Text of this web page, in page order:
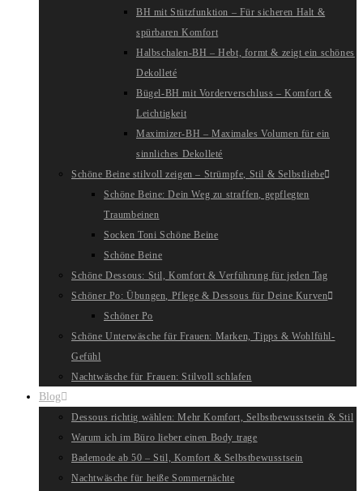
BH mit Stützfunktion – Für sicheren Halt &
spürbaren Komfort
Halbschalen-BH – Hebt, formt & zeigt ein schönes
Dekolleté
Bügel-BH mit Vorderverschluss – Komfort &
Leichtigkeit
Maximizer-BH – Maximales Volumen für ein
sinnliches Dekolleté
Schöne Beine stilvoll zeigen – Strümpfe, Stil & Selbstliebe
Schöne Beine: Dein Weg zu straffen, gepflegten
Traumbeinen
Socken Toni Schöne Beine
Schöne Beine
Schöne Dessous: Stil, Komfort & Verführung für jeden Tag
Schöner Po: Übungen, Pflege & Dessous für Deine Kurven
Schöner Po
Schöne Unterwäsche für Frauen: Marken, Tipps & Wohlfühl-
Gefühl
Nachtwäsche für Frauen: Stilvoll schlafen
Blog
Dessous richtig wählen: Mehr Komfort, Selbstbewusstsein & Stil
Warum ich im Büro lieber einen Body trage
Bademode ab 50 – Stil, Komfort & Selbstbewusstsein
Nachtwäsche für heiße Sommernächte